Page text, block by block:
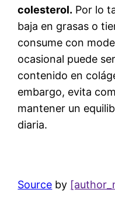
colesterol. Por lo
baja en grasas o
consume con
ocasional puede
contenido en
embargo, evita
mantener un
diaria.
Source by